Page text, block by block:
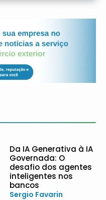
Da IA Generativa à IA
Governada: O
desafio dos agentes
inteligentes nos
bancos
Sergio Favarin